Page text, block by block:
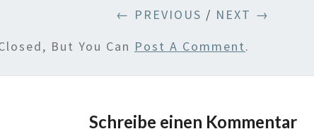
← PREVIOUS / NEXT →
But You Can Post A Comment.
Schreibe einen Kommentar